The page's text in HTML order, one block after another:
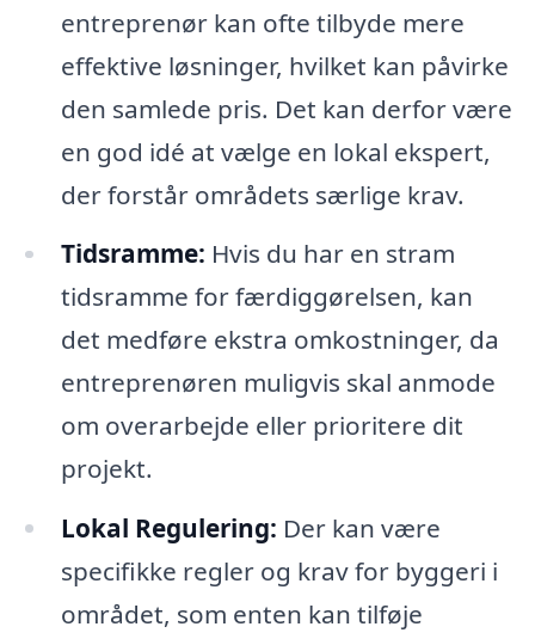
entreprenør kan ofte tilbyde mere
effektive løsninger, hvilket kan påvirke
den samlede pris. Det kan derfor være
en god idé at vælge en lokal ekspert,
der forstår områdets særlige krav.
Tidsramme: Hvis du har en stram
tidsramme for færdiggørelsen, kan
det medføre ekstra omkostninger, da
entreprenøren muligvis skal anmode
om overarbejde eller prioritere dit
projekt.
Lokal Regulering: Der kan være
specifikke regler og krav for byggeri i
området, som enten kan tilføje